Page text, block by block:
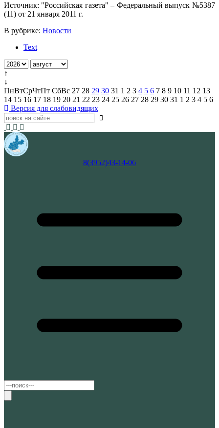
Источник: "Российская газета" – Федеральный выпуск №5387
(11) от 21 января 2011 г.
В рубрике: Новости
Text
↑
↓
ПнВтСрЧтПт СбВс 27 28 29 30 31 1 2 3 4 5 6 7 8 9 10 11 12 13
14 15 16 17 18 19 20 21 22 23 24 25 26 27 28 29 30 31 1 2 3 4 5 6
Версия для слабовидящих
8(3952)43-14-06